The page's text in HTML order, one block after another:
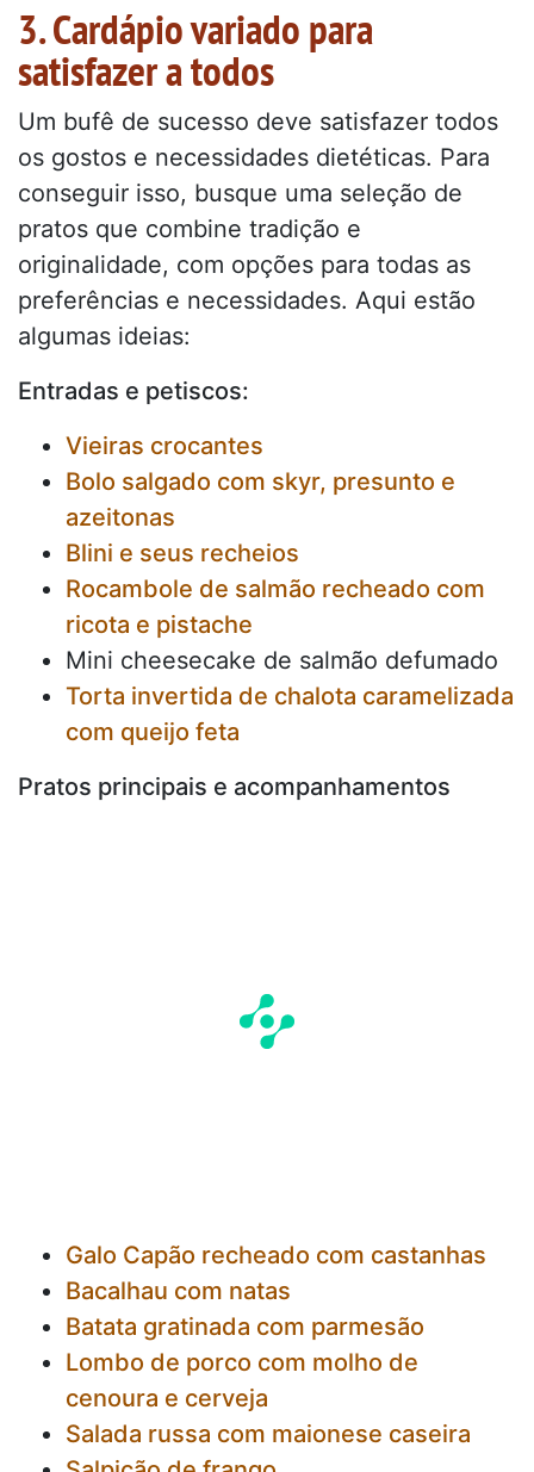
3. Cardápio variado para
satisfazer a todos
Um bufê de sucesso deve satisfazer todos
os gostos e necessidades dietéticas. Para
conseguir isso, busque uma seleção de
pratos que combine tradição e
originalidade, com opções para todas as
preferências e necessidades. Aqui estão
algumas ideias:
Entradas e petiscos:
Vieiras crocantes
Bolo salgado com skyr, presunto e
azeitonas
Blini e seus recheios
Rocambole de salmão recheado com
ricota e pistache
Mini cheesecake de salmão defumado
Torta invertida de chalota caramelizada
com queijo feta
Pratos principais e acompanhamentos
Galo Capão recheado com castanhas
Bacalhau com natas
Batata gratinada com parmesão
Lombo de porco com molho de
cenoura e cerveja
Salada russa com maionese caseira